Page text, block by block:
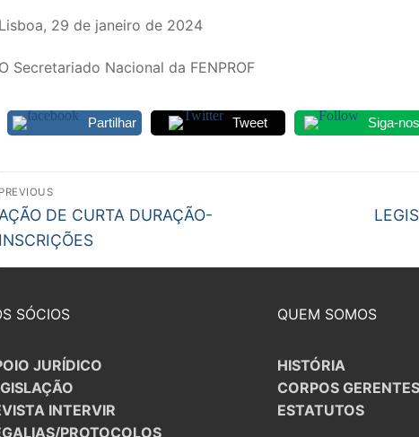
Lisboa, 29 de janeiro de 2024
O Secretariado Nacional da FENPROF
Partilhar Tweet Siga-nos
Navegação
PREVIOUS
Previous
post:
AÇÃO DE CURTA DURAÇÃO-
INSCRIÇÕES
Next
SÓCIOS
JURÍDICO
INTERVIR
PROTOCOLOS
QUEM SOMOS
HISTÓRIA
CORPOS GERENTES
ESTATUTOS